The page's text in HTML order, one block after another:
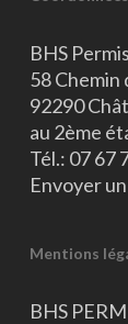
BHS Permis
58 Chemin
92290
au 2ème
Tél.: 07 67
Envoyer
Mentions
BHS